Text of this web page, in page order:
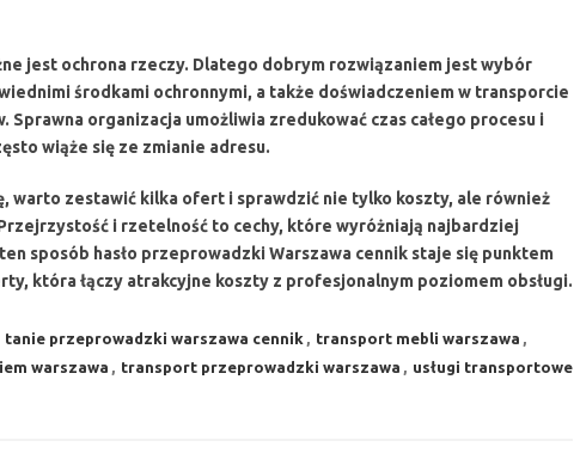
jest ochrona rzeczy. Dlatego dobrym rozwiązaniem jest wybór
środkami ochronnymi, a także doświadczeniem w transporcie
organizacja umożliwia zredukować czas całego procesu i
wiąże się ze zmianie adresu.
warto zestawić kilka ofert i sprawdzić nie tylko koszty, ale również
i rzetelność to cechy, które wyróżniają najbardziej
sposób hasło przeprowadzki Warszawa cennikstaje się punktem
która łączy atrakcyjne koszty z profesjonalnym poziomem obsługi.
tanie przeprowadzki warszawa cennik , transport mebli warszawa ,
warszawa , transport przeprowadzki warszawa , usługi transportowe